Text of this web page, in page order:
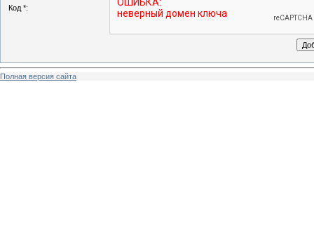
Код *:
Полная версия сайта